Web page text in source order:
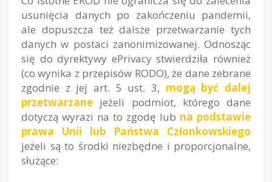
usunięcia danych po zakończeniu pandemii,
ale dopuszcza też dalsze przetwarzanie tych
danych w postaci zanonimizowanej. Odnosząc
się do dyrektywy ePrivacy stwierdziła również
(co wynika z przepisów RODO), że dane zebrane
zgodnie z jej art. 5 ust. 3, mogą być dalej
przetwarzane jeżeli podmiot, którego dane
dotyczą wyrazi na to zgodę lub na podstawie
prawa Unii lub Państwa Członkowskiego
jeżeli są to środki niezbędne i proporcjonalne,
służące: